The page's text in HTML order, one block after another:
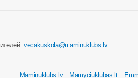
vecakuskola@maminuklubs.lv
Maminuklubs.lv Mamyciuklubas.lt